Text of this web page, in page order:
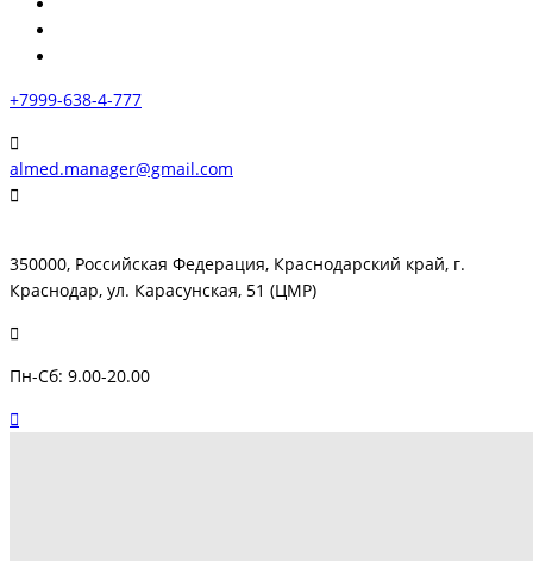
+7999-638-4-777
almed.manager@gmail.com
350000, Российская Федерация, Краснодарский край, г.
Краснодар, ул. Карасунская, 51 (ЦМР)
Пн-Сб: 9.00-20.00